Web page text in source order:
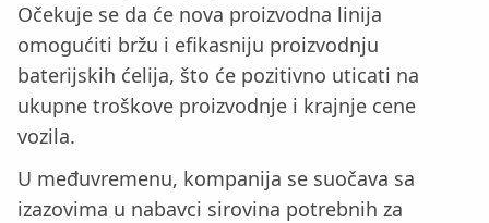
Očekuje se da će nova proizvodna linija
omogućiti bržu i efikasniju proizvodnju
baterijskih ćelija, što će pozitivno uticati na
ukupne troškove proizvodnje i krajnje cene
vozila.
U međuvremenu, kompanija se suočava sa
izazovima u nabavci sirovina potrebnih za